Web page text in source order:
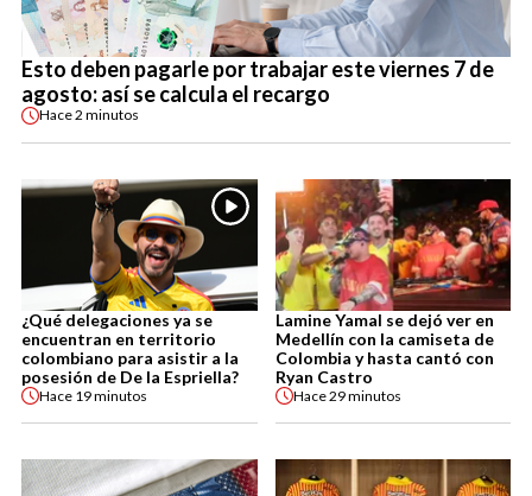
Esto deben pagarle por trabajar este viernes 7 de
agosto: así se calcula el recargo
Hace2 minutos
¿Qué delegaciones ya se
encuentran en territorio
colombiano para asistir a la
posesión de De la Espriella?
Hace 19 minutos
Lamine Yamal se dejó ver en
Medellín con la camiseta de
Colombia y hasta cantó con
Ryan Castro
Hace29 minutos